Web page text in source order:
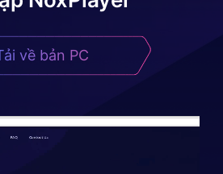
về bản PC